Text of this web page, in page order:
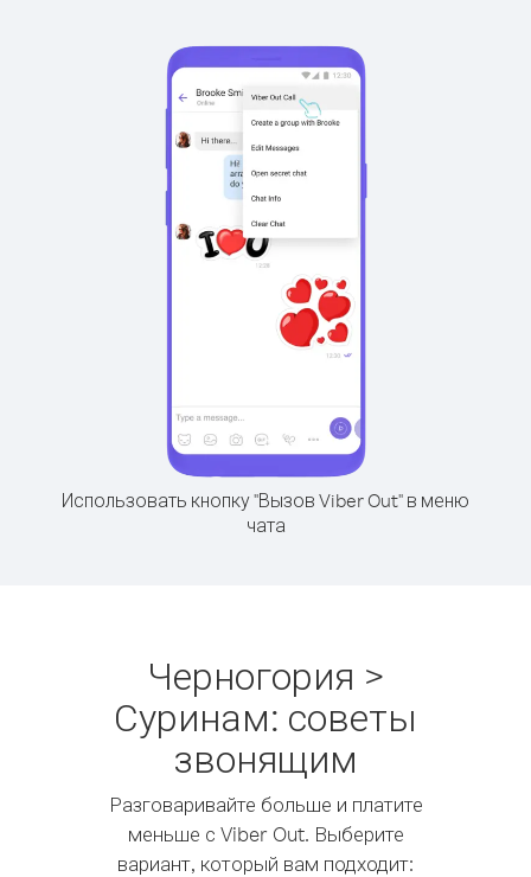
Использовать кнопку "Вызов Viber Out" в меню
чата
Черногория >
Суринам: советы
звонящим
Разговаривайте больше и платите
меньше с Viber Out. Выберите
вариант, который вам подходит: